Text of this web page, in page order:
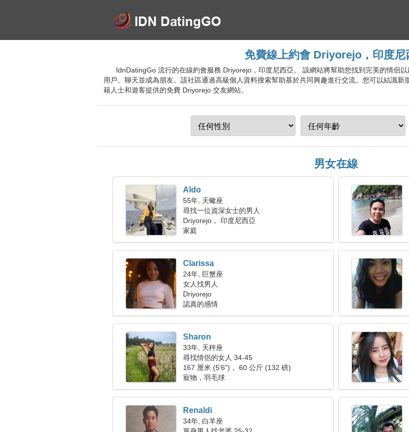
免費線上約會 Driyorejo，印度尼
IdnDatingGo 流行的在線約會服務 Driyorejo，印度尼西亞。 該網站將幫助您找到完美的情侶
用戶、聊天並成為朋友。該社區通過高級個人資料搜索幫助基於共同興趣進行交流。您可以結識
籍人士和遊客提供的免費 Driyorejo 交友網站。
男女在線
Aldo
55年, 天蠍座
尋找一位資深女士的男人
Driyorejo， 印度尼西亞
家庭
Clarissa
24年, 巨蟹座
女人找男人
Driyorejo
認真的感情
Sharon
33年, 天秤座
尋找情侶的女人 34-45
167 厘米 (5'6")， 60 公斤 (132 磅)
寵物，羽毛球
Renaldi
34年, 白羊座